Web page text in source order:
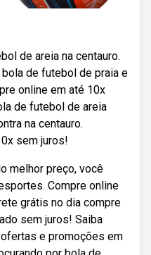
de areia na centauro.
de futebol de praia e
online em até 10x
de futebol de areia
na centauro.
sem juros!
melhor preço, você
Compre online
grátis no dia compre
sem juros! Saiba
e promoções em